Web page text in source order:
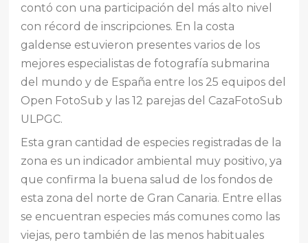
contó con una participación del más alto nivel
con récord de inscripciones. En la costa
galdense estuvieron presentes varios de los
mejores especialistas de fotografía submarina
del mundo y de España entre los 25 equipos del
Open FotoSub y las 12 parejas del CazaFotoSub
ULPGC.
Esta gran cantidad de especies registradas de la
zona es un indicador ambiental muy positivo, ya
que confirma la buena salud de los fondos de
esta zona del norte de Gran Canaria. Entre ellas
se encuentran especies más comunes como las
viejas, pero también de las menos habituales